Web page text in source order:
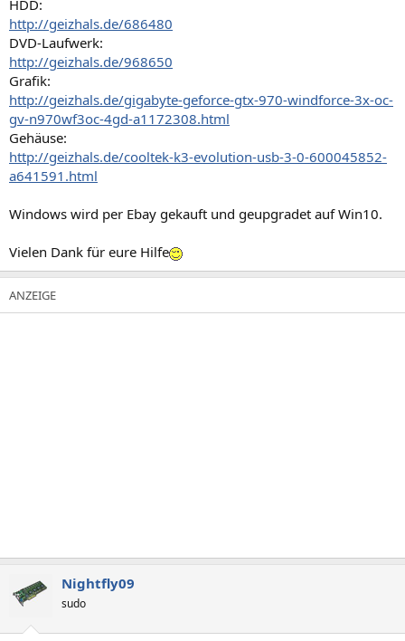
HDD:
http://geizhals.de/686480
DVD-Laufwerk:
http://geizhals.de/968650
Grafik:
http://geizhals.de/gigabyte-geforce-gtx-970-windforce-3x-oc-
gv-n970wf3oc-4gd-a1172308.html
Gehäuse:
http://geizhals.de/cooltek-k3-evolution-usb-3-0-600045852-
a641591.html
Windows wird per Ebay gekauft und geupgradet auf Win10.
Vielen Dank für eure Hilfe
Nightfly09
sudo